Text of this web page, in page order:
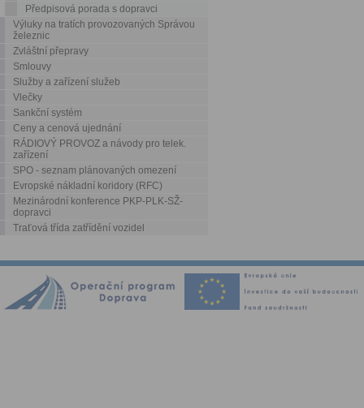
Předpisová porada s dopravci
Výluky na tratích provozovaných Správou
železnic
Zvláštní přepravy
Smlouvy
Služby a zařízení služeb
Vlečky
Sankční systém
Ceny a cenová ujednání
RÁDIOVÝ PROVOZ a návody pro telek.
zařízení
SPO - seznam plánovaných omezení
Evropské nákladní koridory (RFC)
Mezinárodní konference PKP-PLK-SŽ-
dopravci
Traťová třída zatřídění vozidel